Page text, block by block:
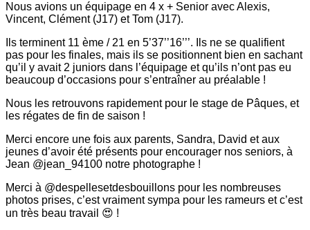
Nous avions un équipage en 4 x + Senior avec Alexis,
Vincent, Clément (J17) et Tom (J17).
Ils terminent 11 ème / 21 en 5’37’’16’’’. Ils ne se qualifient
pas pour les finales, mais ils se positionnent bien en sachant
qu’il y avait 2 juniors dans l’équipage et qu’ils n’ont pas eu
beaucoup d’occasions pour s’entraîner au préalable !
Nous les retrouvons rapidement pour le stage de Pâques, et
les régates de fin de saison !
Merci encore une fois aux parents, Sandra, David et aux
jeunes d’avoir été présents pour encourager nos seniors, à
Jean @jean_94100 notre photographe !
Merci à @despellesetdesbouillons pour les nombreuses
photos prises, c’est vraiment sympa pour les rameurs et c’est
un très beau travail 😍 !